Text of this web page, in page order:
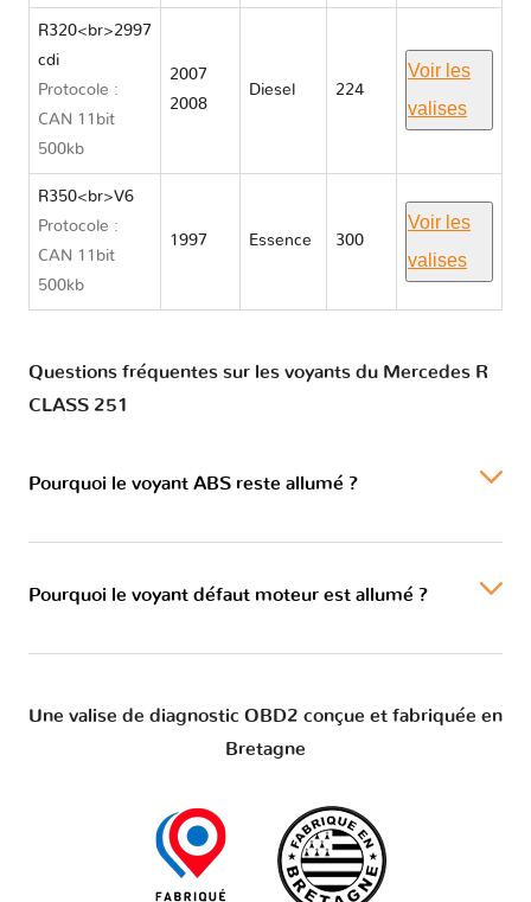
R320<br>2997
cdi
Protocole :
CAN 11bit
500kb
2007
2008
Diesel 224
Voir les
valises
R350<br>V6
Protocole :
CAN 11bit
500kb
1997 Essence 300
Voir les
valises
Questions fréquentes sur les voyants du Mercedes R
CLASS 251
Pourquoi le voyant ABS reste allumé ?
Pourquoi le voyant défaut moteur est allumé ?
Une valise de diagnostic OBD2 conçue et fabriquée en
Bretagne